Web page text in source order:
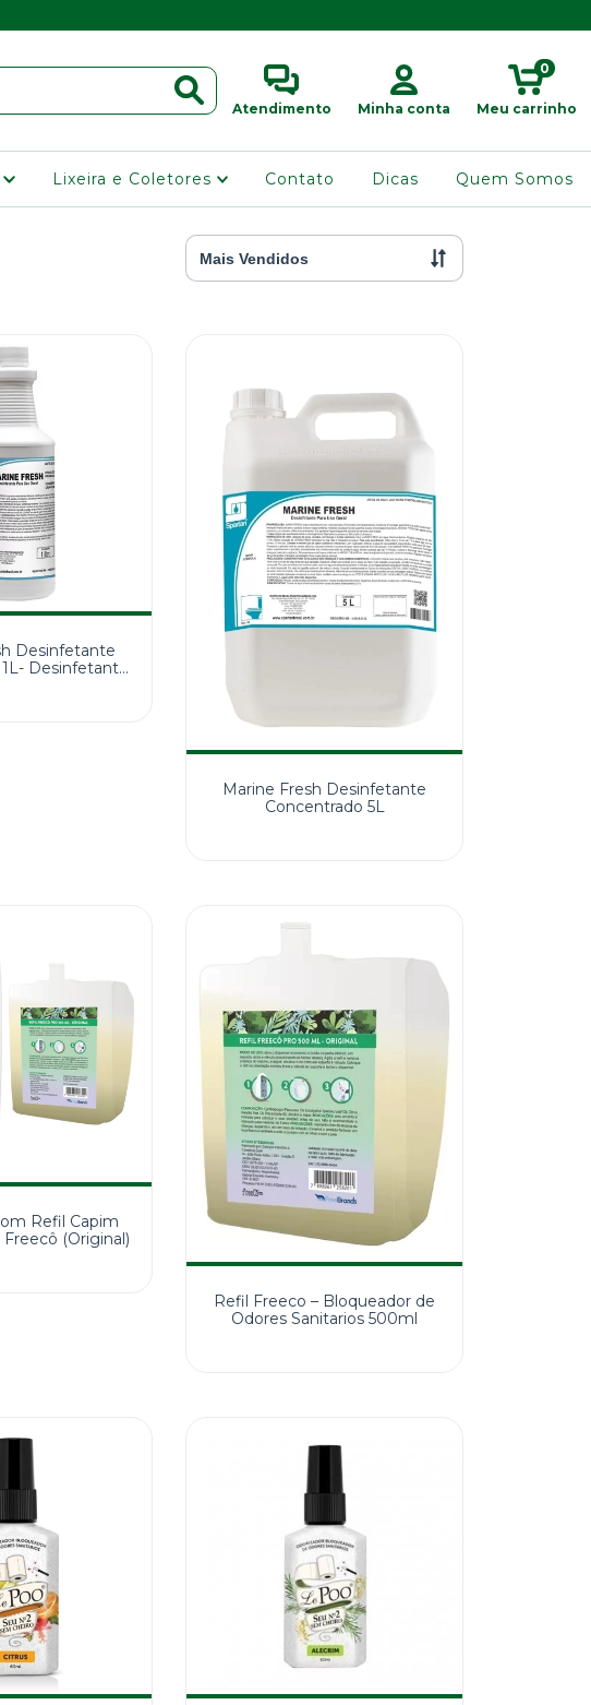
Atendimento Minha conta Meu carrinho
0
Lixeira e Coletores Contato Dicas Quem Somos
Desinfetante
Desinfetante
Marine Fresh Desinfetante
Concentrado 5L
Refil Capim
(Original)
Refil Freeco – Bloqueador de
Odores Sanitarios 500ml